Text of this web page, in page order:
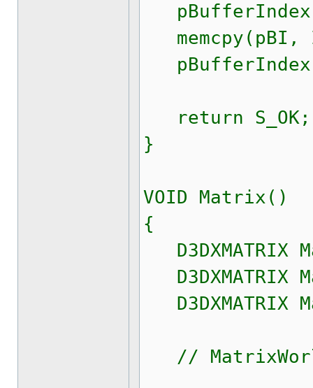
return S_OK;
}
VOID Matrix()
{
D3DXMATRIX
D3DXMATRIX
//